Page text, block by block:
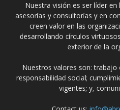
Nuestra visión es ser líder
asesorías y consultorías y en
creen valor en las
desarrollando círculos
exterior de la
Nuestros valores son: trabajo
responsabilidad social;
vigentes; y,